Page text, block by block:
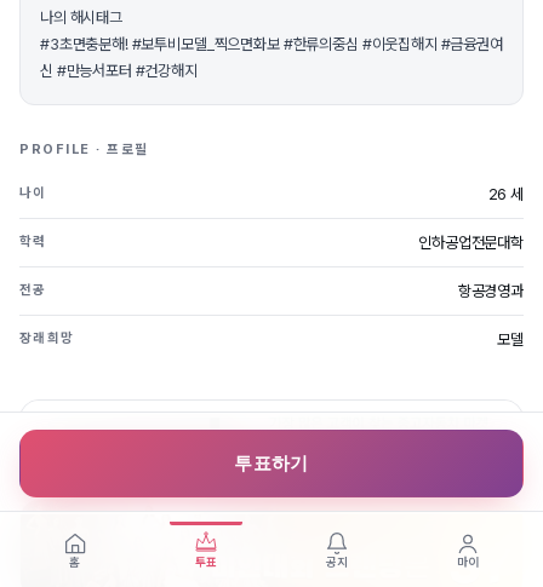
나의 해시태그
#3초면충분해! #보투비모델_찍으면화보 #한류의중심 #이웃집해지 #금융권여
신 #만능서포터 #건강해지
PROFILE · 프로필
나이 26 세
학력 인하공업전문대학
전공 항공경영과
장래희망 모델
투표하기
홈 투표 공지 마이